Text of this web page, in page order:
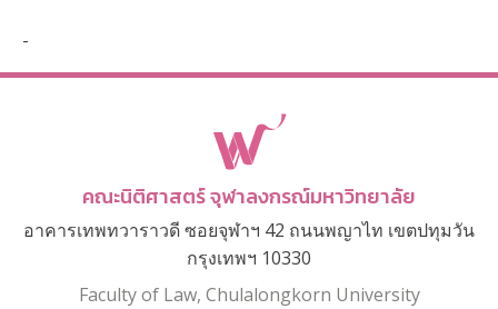
-
คณะนิติศาสตร์ จุฬาลงกรณ์มหาวิทยาลัย
อาคารเทพทวาราวดี ซอยจุฬาฯ 42 ถนนพญาไท เขตปทุมวัน
กรุงเทพฯ 10330
Faculty of Law, Chulalongkorn University